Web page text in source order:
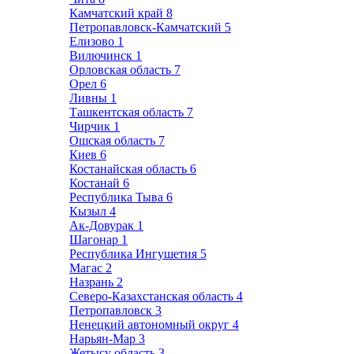
Камчатский край 8
Петропавловск-Камчатский 5
Елизово 1
Вилючинск 1
Орловская область 7
Орел 6
Ливны 1
Ташкентская область 7
Чирчик 1
Ошская область 7
Киев 6
Костанайская область 6
Костанай 6
Республика Тыва 6
Кызыл 4
Ак-Довурак 1
Шагонар 1
Республика Ингушетия 5
Магас 2
Назрань 2
Северо-Казахстанская область 4
Петропавловск 3
Ненецкий автономный округ 4
Нарьян-Мар 3